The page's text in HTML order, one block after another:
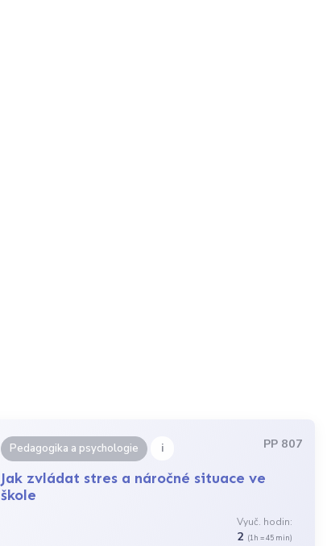
Pedagogika a psychologie i PP 807
Jak zvládat stres a náročné situace ve
škole
Vyuč. hodin:
2 (1h = 45 min)